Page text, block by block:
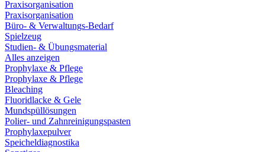
Praxisorganisation
Praxisorganisation
Büro- & Verwaltungs-Bedarf
Spielzeug
Studien- & Übungsmaterial
Alles anzeigen
Prophylaxe & Pflege
Prophylaxe & Pflege
Bleaching
Fluoridlacke & Gele
Mundspüllösungen
Polier- und Zahnreinigungspasten
Prophylaxepulver
Speicheldiagnostika